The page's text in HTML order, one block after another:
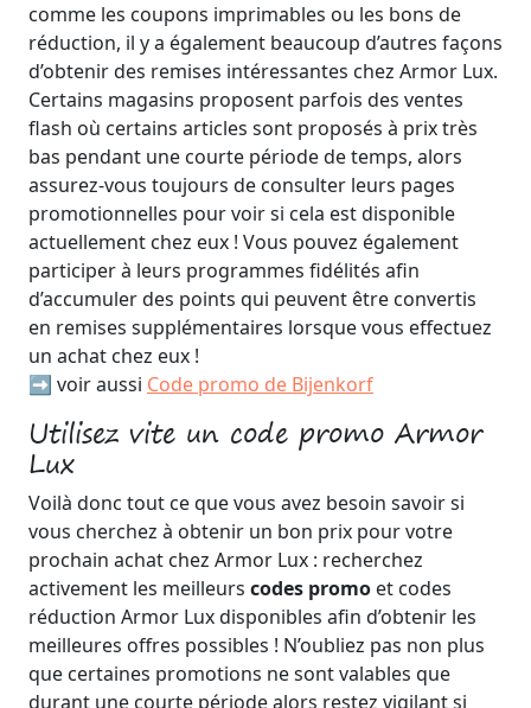
comme les coupons imprimables ou les bons de
réduction, il y a également beaucoup d’autres façons
d’obtenir des remises intéressantes chez Armor Lux.
Certains magasins proposent parfois des ventes
flash où certains articles sont proposés à prix très
bas pendant une courte période de temps, alors
assurez-vous toujours de consulter leurs pages
promotionnelles pour voir si cela est disponible
actuellement chez eux ! Vous pouvez également
participer à leurs programmes fidélités afin
d’accumuler des points qui peuvent être convertis
en remises supplémentaires lorsque vous effectuez
un achat chez eux !
➡️ voir aussi Code promo de Bijenkorf
Utilisez vite un code promo Armor
Lux
Voilà donc tout ce que vous avez besoin savoir si
vous cherchez à obtenir un bon prix pour votre
prochain achat chez Armor Lux : recherchez
activement les meilleurs codes promo et codes
réduction Armor Lux disponibles afin d’obtenir les
meilleures offres possibles ! N’oubliez pas non plus
que certaines promotions ne sont valables que
durant une courte période alors restez vigilant si